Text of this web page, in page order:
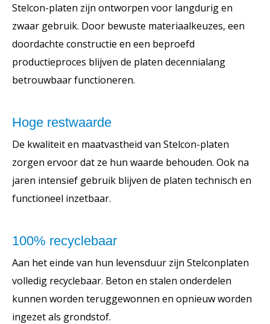
Stelcon-platen zijn ontworpen voor langdurig en
zwaar gebruik. Door bewuste materiaalkeuzes, een
doordachte constructie en een beproefd
productieproces blijven de platen decennialang
betrouwbaar functioneren.
Hoge restwaarde
De kwaliteit en maatvastheid van Stelcon-platen
zorgen ervoor dat ze hun waarde behouden. Ook na
jaren intensief gebruik blijven de platen technisch en
functioneel inzetbaar.
100% recyclebaar
Aan het einde van hun levensduur zijn Stelconplaten
volledig recyclebaar. Beton en stalen onderdelen
kunnen worden teruggewonnen en opnieuw worden
ingezet als grondstof.